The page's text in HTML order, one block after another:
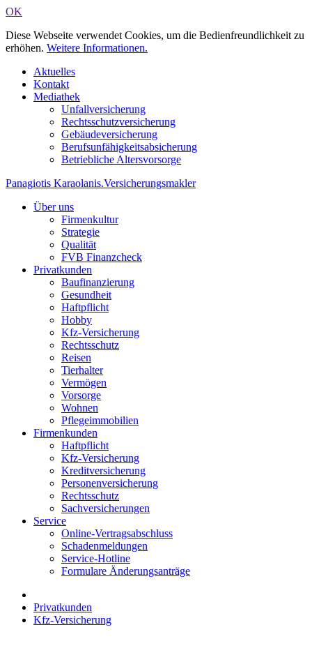
OK
Diese Webseite verwendet Cookies, um die Bedienfreundlichkeit zu
erhöhen. Weitere Informationen.
Aktuelles
Kontakt
Mediathek
Unfallversicherung
Rechtsschutzversicherung
Gebäudeversicherung
Berufsunfähigkeitsabsicherung
Betriebliche Altersvorsorge
Panagiotis Karaolanis.Versicherungsmakler
Über uns
Firmenkultur
Strategie
Qualität
FVB Finanzcheck
Privatkunden
Baufinanzierung
Gesundheit
Haftpflicht
Hobby
Kfz-Versicherung
Rechtsschutz
Reisen
Tierhalter
Vermögen
Vorsorge
Wohnen
Pflegeimmobilien
Firmenkunden
Haftpflicht
Kfz-Versicherung
Kreditversicherung
Personenversicherung
Rechtsschutz
Sachversicherungen
Service
Online-Vertragsabschluss
Schadenmeldungen
Service-Hotline
Formulare Änderungsanträge
Privatkunden
Kfz-Versicherung